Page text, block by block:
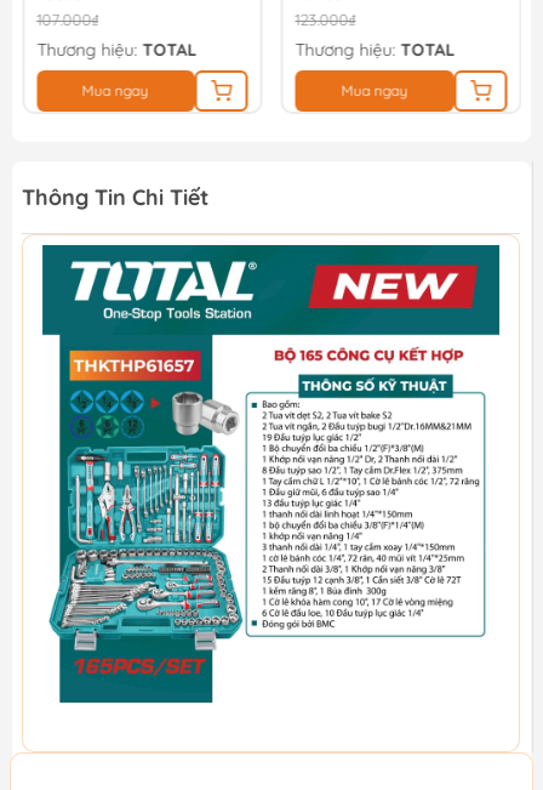
107.000₫
Thương hiệu: TOTAL
Mua ngay
123.000₫
Thương hiệu:TOTAL
Mua ngay
Thông Tin Chi Tiết